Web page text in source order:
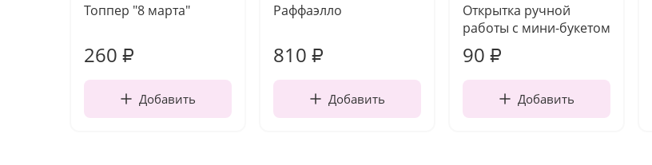
Топпер "8 марта"
260 ₽
Добавить
Раффаэлло
810 ₽
Добавить
Открытка ручной
работы с мини-букетом
90 ₽
Добавить